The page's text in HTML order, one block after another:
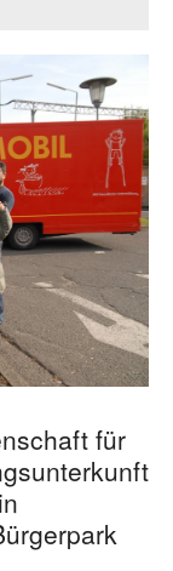
für